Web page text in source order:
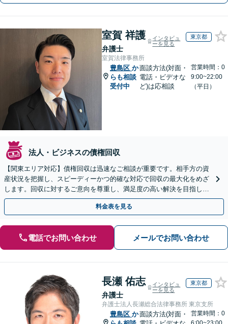
室賀 祥護
弁護士
インタビュ
ーを見る
東京都
室賀法律事務所
豊島区 か
らも相談
受付中
面談方法(対面・
電話・ビデオな
ど)は応相談
営業時間：0
9:00~22:00
（平日）
法人・ビジネスの債権回収
【関東エリア対応】債権回収は迅速なご相談が重要です。相手方の資
産状況を把握し、スピーディーかつ的確な対応で回収の最大化をめざ
します。回収に対するご意向を尊重し、満足度の高い解決を目指しま
す【休日・夜間相談対応】
料金表を見る
電話でお問い合わせ メールでお問い合わせ
長瀬 佑志
弁護士
インタビュ
ーを見る
東京都
弁護士法人長瀬総合法律事務所 東京支所
豊島区 か面談方法(対面・
営業時間：0